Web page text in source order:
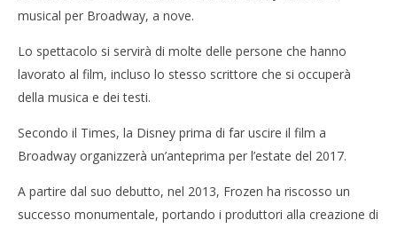
Nel 2018, Frozen sbarcherà a Broadway
10/02/2016
musical per Broadway, a nove.
Lo spettacolo si servirà di molte delle persone che hanno
lavorato al film, incluso lo stesso scrittore che si occuperà
della musica e dei testi.
Secondo il Times, la Disney prima di far uscire il film a
Broadway organizzerà un’anteprima per l’estate del 2017.
A partire dal suo debutto, nel 2013, Frozen ha riscosso un
successo monumentale, portando i produttori alla creazione di